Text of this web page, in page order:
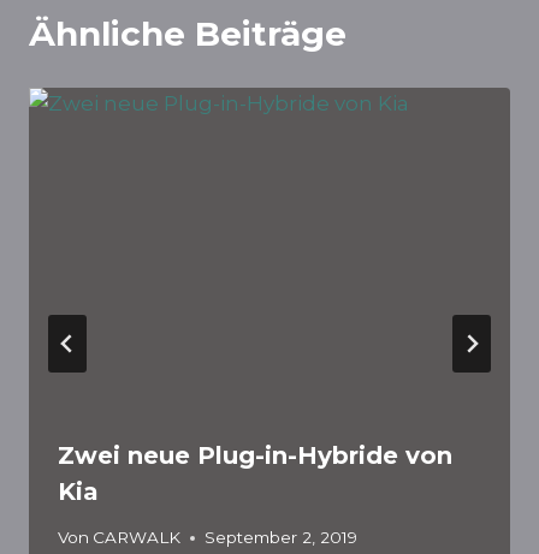
Ähnliche Beiträge
Zwei neue Plug-in-Hybride von
Kia
Von CARWALK September 2, 2019